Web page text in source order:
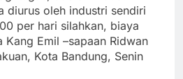
diurus oleh industri sendiri
per hari silahkan, biaya
Kang Emil –sapaan Ridwan
Kota Bandung, Senin